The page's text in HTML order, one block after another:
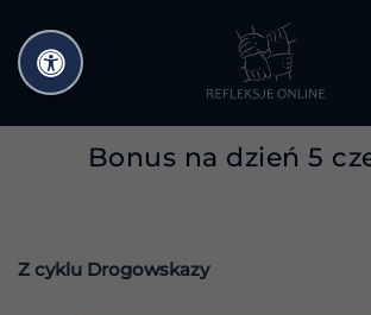
do
treści
Bonus na dzień 5
Z cyklu Drogowskazy